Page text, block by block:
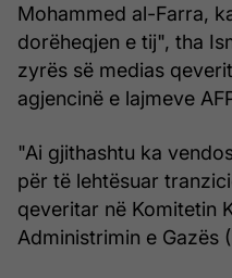
Mohammed al-Farra,
dorëheqjen e tij", tha
zyrës së medias
agjencinë e lajmeve
"Ai gjithashtu ka
për të lehtësuar
qeveritar në Komitetin
Administrimin e Gazës